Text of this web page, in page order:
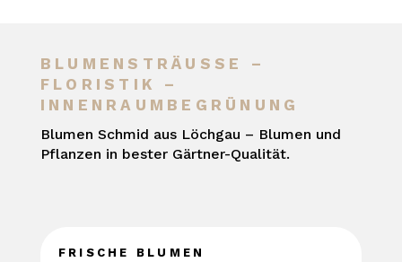
BLUMENSTRÄUSSE – F
LORISTIK – I
NNENRAUMBEGRÜNUNG
Blumen Schmid aus Löchgau – Blumen und
Pflanzen in bester Gärtner-Qualität.
FRISCHE BLUMEN